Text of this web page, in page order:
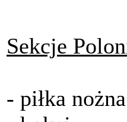
Sekcje
- piłka nożna